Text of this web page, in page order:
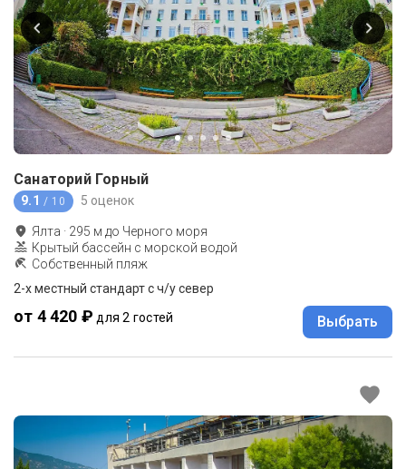
Санаторий Горный
9.1 / 10 5 оценок
Ялта · 295 м до Черного моря
Крытый бассейн с морской водой
Собственный пляж
2-x местный стандарт с ч/у север
от 4 420 ₽ для 2 гостей Выбрать